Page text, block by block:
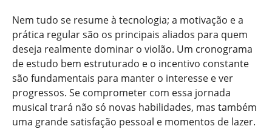
Nem tudo se resume à tecnologia; a motivação e a
prática regular são os principais aliados para quem
deseja realmente dominar o violão. Um cronograma
de estudo bem estruturado e o incentivo constante
são fundamentais para manter o interesse e ver
progressos. Se comprometer com essa jornada
musical trará não só novas habilidades, mas também
uma grande satisfação pessoal e momentos de lazer.